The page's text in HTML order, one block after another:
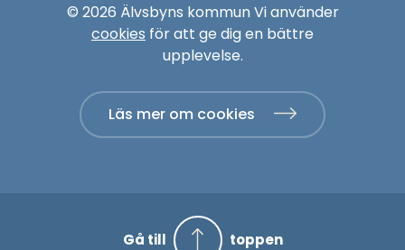
© 2026 Älvsbyns kommun Vi använder
cookies för att ge dig en bättre
upplevelse.
Läs mer om cookies
Gå till toppen